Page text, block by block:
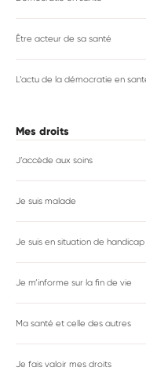
Être acteur de sa santé
L’actu de la démocratie en
Mes droits
J’accède aux soins
Je suis malade
Je suis en situation de handicap
Je m’informe sur la fin de vie
Ma santé et celle des autres
Je fais valoir mes droits